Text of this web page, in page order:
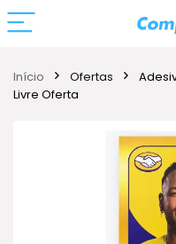
Início Ofertas
Livre Oferta